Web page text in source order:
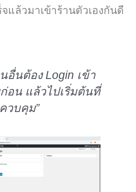
แล้วมาเข้าร้านตัวเองกันดี
อื่นต้อง Login เข้า
อน แล้วไปเริ่มต้นที่
วบคุม”